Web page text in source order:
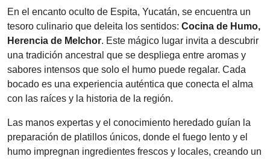
En el encanto oculto de Espita, Yucatán, se encuentra un
tesoro culinario que deleita los sentidos: Cocina de Humo,
Herencia de Melchor. Este mágico lugar invita a descubrir
una tradición ancestral que se despliega entre aromas y
sabores intensos que solo el humo puede regalar. Cada
bocado es una experiencia auténtica que conecta el alma
con las raíces y la historia de la región.
Las manos expertas y el conocimiento heredado guían la
preparación de platillos únicos, donde el fuego lento y el
humo impregnan ingredientes frescos y locales, creando un